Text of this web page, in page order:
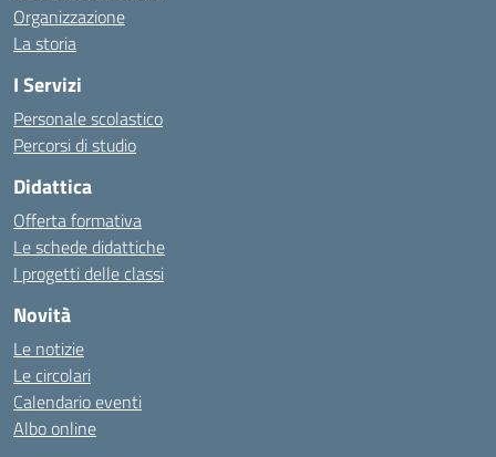
Organizzazione
La storia
I Servizi
Personale scolastico
Percorsi di studio
Didattica
Offerta formativa
Le schede didattiche
I progetti delle classi
Novità
Le notizie
Le circolari
Calendario eventi
Albo online